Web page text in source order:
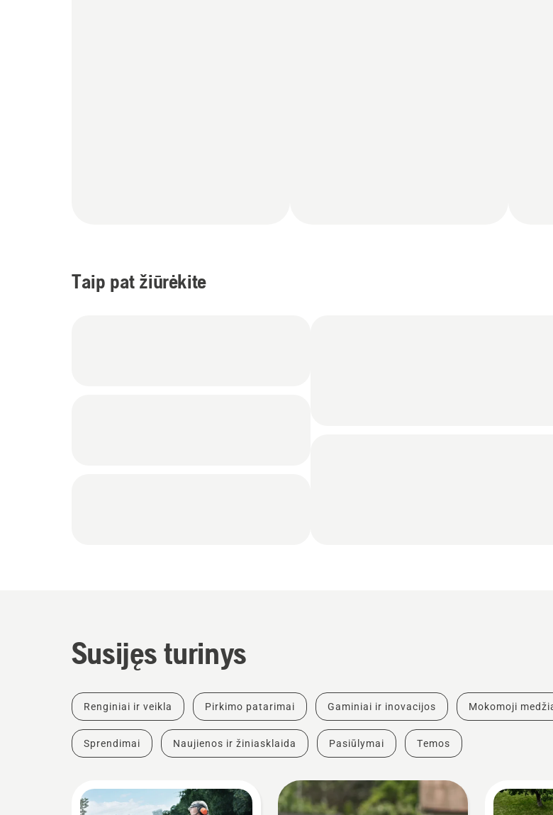
Taip pat žiūrėkite
Susijęs turinys
Renginiai ir veikla Pirkimo patarimai Gaminiai ir inovacijos Mokomoji
Sprendimai Naujienos ir žiniasklaida Pasiūlymai Temos